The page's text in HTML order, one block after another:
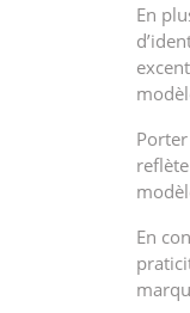
En
En